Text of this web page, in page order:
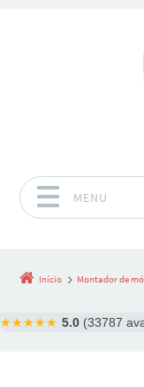
MENU
Início Montador de
★★★★★ 5.0 (33787